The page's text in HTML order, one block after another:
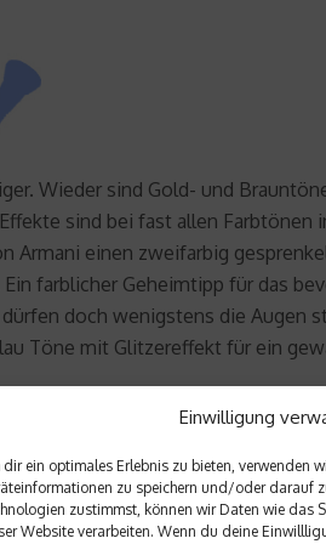
Einwilligung
dir ein optimales Erlebnis zu bieten, verwenden
zu speichern und/oder darauf
zustimmst, können wir Daten wie das
Website verarbeiten. Wenn du deine
Wieder sind Gold- und
sind bei fast allen
Armani einen zweifarbig
farblicher Geheimtipp für das
doch wenigstens die Augen
Töne mit Glitzereffekt für ein